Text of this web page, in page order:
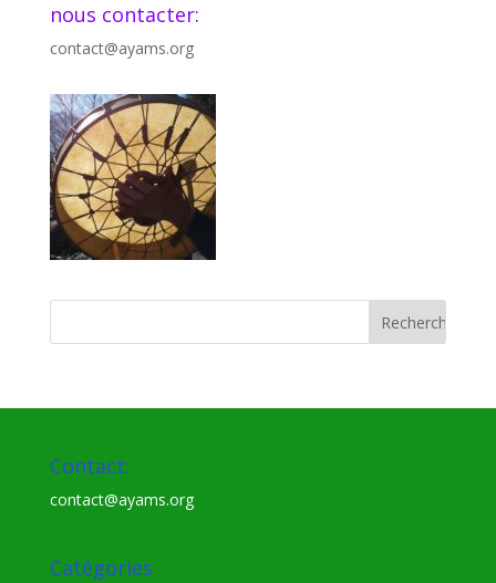
nous contacter:
contact@ayams.org
Contact:
contact@ayams.org
Catégories